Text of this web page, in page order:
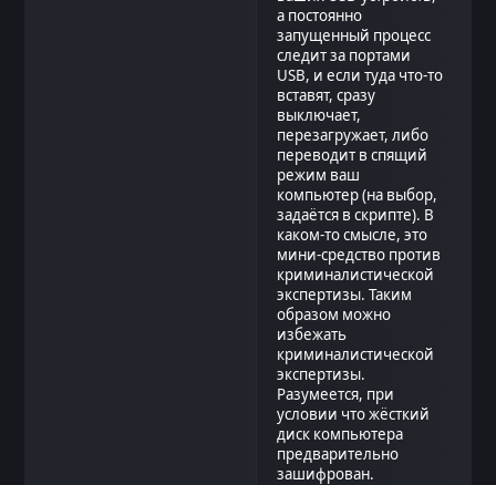
а постоянно
запущенный процесс
следит за портами
USB, и если туда что-то
вставят, сразу
выключает,
перезагружает, либо
переводит в спящий
режим ваш
компьютер (на выбор,
задаётся в скрипте). В
каком-то смысле, это
мини-средство против
криминалистической
экспертизы. Таким
образом можно
избежать
криминалистической
экспертизы.
Разумеется, при
условии что жёсткий
диск компьютера
предварительно
зашифрован.